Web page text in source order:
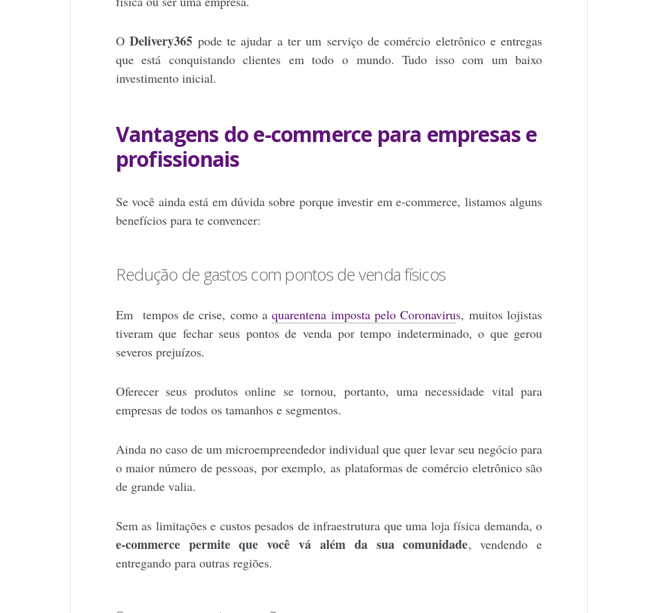
ODelivery365 pode te ajudar a ter um serviço de comércio eletrônico e entregas
que está conquistando clientes em todo o mundo. Tudo isso com um baixo
investimento inicial.
Vantagens do e-commerce para empresas e
profissionais
Se você ainda está em dúvida sobre porque investir em e-commerce, listamos alguns
benefícios para te convencer:
Redução de gastos com pontos de venda físicos
Em tempos de crise, como aquarentena imposta pelo Coronavirus, muitos lojistas
tiveram que fechar seus pontos de venda por tempo indeterminado, o que gerou
severos prejuízos.
Oferecer seus produtos online se tornou, portanto, uma necessidade vital para
empresas de todos os tamanhos e segmentos.
Ainda no caso de um microempreendedor individual que quer levar seu negócio para
o maior número de pessoas, por exemplo, as plataformas de comércio eletrônico são
de grande valia.
Sem as limitações e custos pesados de infraestrutura que uma loja física demanda, o
e-commerce permite que você vá além da sua comunidade, vendendo e
entregando para outras regiões.